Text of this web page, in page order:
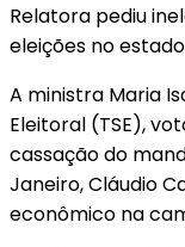
Relatora pediu
eleições no
A ministra Maria
Eleitoral (TSE),
cassação do
Janeiro, Cláudio
econômico na